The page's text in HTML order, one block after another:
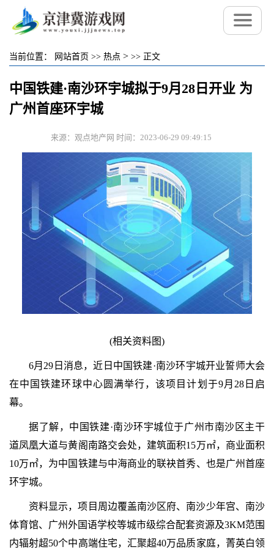
当前位置： 网站首页 >> 热点 > >> 正文
中国铁建·南沙环宇城拟于9月28日开业 为
广州首座环宇城
来源：观点地产网 时间：2023-06-29 09:49:15
(相关资料图)
6月29日消息，近日中国铁建·南沙环宇城开业誓师大会
在中国铁建环球中心圆满举行，该项目计划于9月28日启
幕。
据了解，中国铁建·南沙环宇城位于广州市南沙区主干
道凤凰大道与黄阁南路交会处，建筑面积15万㎡，商业面积
10万㎡，为中国铁建与中海商业的联袂首秀、也是广州首座
环宇城。
资料显示，项目周边覆盖南沙区府、南沙少年宫、南沙
体育馆、广州外国语学校等城市级综合配套资源及3KM范围
内辐射超50个中高端住宅，汇聚超40万品质家庭，菁英白领